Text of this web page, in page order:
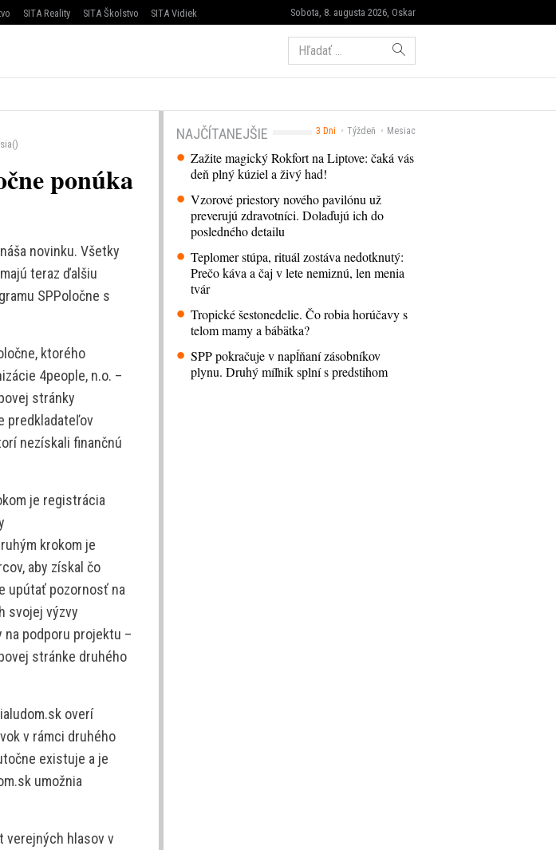
Sobota, 8. augusta 2026, Oskar
SITA Reality SITA Školstvo SITA Vidiek
Hľadať:
)
ponúka
novinku. Všetky
teraz ďalšiu
SPPoločne s
ktorého
4people, n.o. –
stránky
predkladateľov
nezískali finančnú
je registrácia
krokom je
aby získal čo
upútať pozornosť na
svojej výzvy
podporu projektu –
stránke druhého
overí
v rámci druhého
existuje a je
umožnia
verejných hlasov v
3 Dni Týždeň Mesiac
NAJČÍTANEJŠIE
Zažite magický Rokfort na Liptove: čaká vás
deň plný kúziel a živý had!
Vzorové priestory nového pavilónu už
preverujú zdravotníci. Dolaďujú ich do
posledného detailu
Teplomer stúpa, rituál zostáva nedotknutý:
Prečo káva a čaj v lete nemiznú, len menia
tvár
Tropické šestonedelie. Čo robia horúčavy s
telom mamy a bábätka?
SPP pokračuje v napĺňaní zásobníkov
plynu. Druhý míľnik splní s predstihom